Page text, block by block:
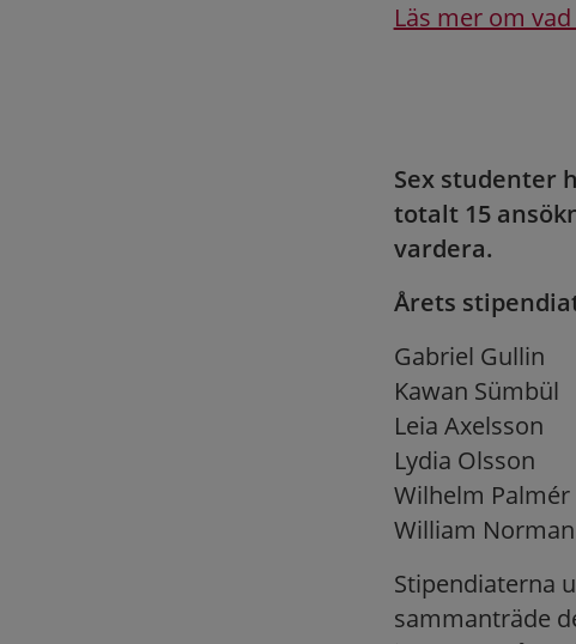
Läs mer om
Sex studenter
totalt 15
vardera.
Årets
Gabriel Gullin
Kawan Sümbül
Leia Axelsson
Lydia Olsson
Wilhelm Palmér
William Norman
Stipendiaterna
sammanträde